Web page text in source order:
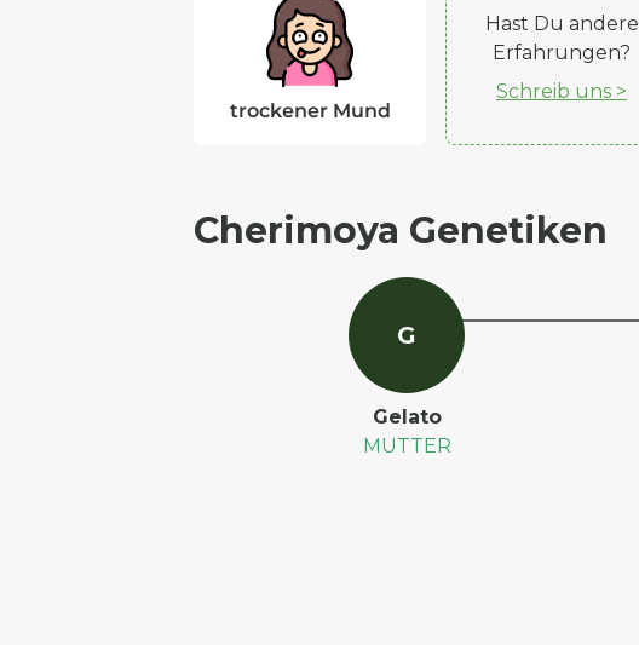
trockener Mund
Hast Du andere
Erfahrungen?
Schreib uns >
Cherimoya Genetiken
G
Gelato
MUTTER